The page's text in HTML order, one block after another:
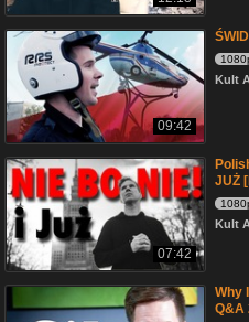
09:42
Kult
07:42
JUŻ
Kult
Why
Q&A